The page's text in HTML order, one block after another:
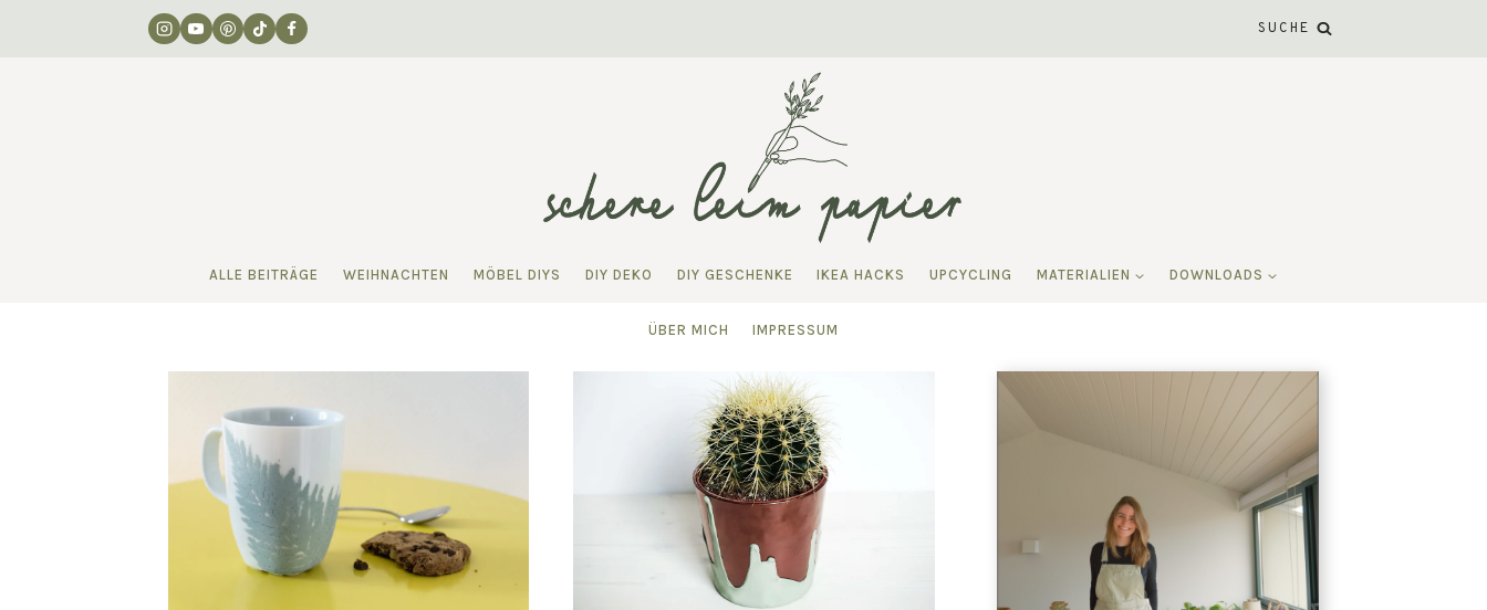
SUCHE
ALLE BEITRÄGE WEIHNACHTEN MÖBEL DIYS DIY DEKO DIY GESCHENKE IKEA HACKS UPCYCLING MATERIALIEN DOWNLOADS
ÜBER MICH IMPRESSUM